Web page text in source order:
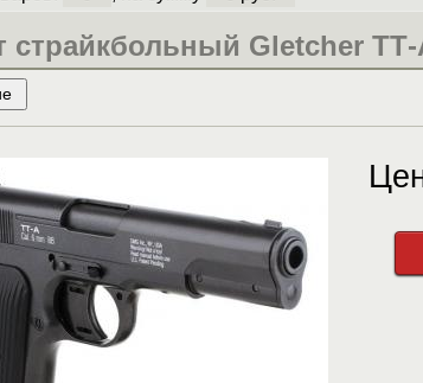
страйкбольный Gletcher